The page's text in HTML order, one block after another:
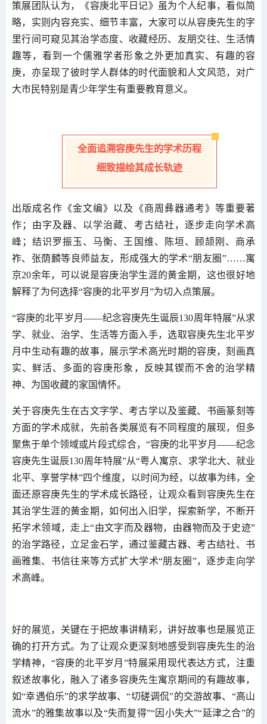
策展团队认为，《容庚北平日记》虽为个人纪事，看似简
略，实则内容充实、细节丰富，大家可以从容庚先生的字
里行间可窥见其治学态度、收藏经历、友朋交往、生活情
趣等，看到一个儒雅学者形象之外更加真实、有趣的容
庚，亦呈现了彼时学人群体的时代面貌和人文风范，对广
大市民特别是青少年学生有重要教育意义。
全面追溯容庚先生的学术历程
细致描绘其成长轨迹
出版成名作《金文编》以及《商周彝器通考》等重要著
作；由字及器、以学治藏、考古结社，逐步走向学术高
峰；结识罗振玉、马衡、王国维、陈垣、顾颉刚、商承
祚、张荫麟等良师益友，形成强大的学术“朋友圈”……寓
京20余年，可以说是容庚治学生涯的黄金期，这也很好地
解释了为何选择“容庚的北平岁月”为切入点策展。
“容庚的北平岁月——纪念容庚先生诞辰130周年特展”从求
学、就业、治学、生活等方面入手，选取容庚先生北平岁
月中生动有趣的故事，展示学术高光时期的容庚，刻画真
实、鲜活、多面的容庚形象，反映其锲而不舍的治学精
神、为国收藏的家国情怀。
关于容庚先生在古文字学、考古学以及鉴藏、书画篆刻等
方面的学术成就，先前各类展览有不同程度的展现，但多
聚焦于单个领域或片段式综合，“容庚的北平岁月——纪念
容庚先生诞辰130周年特展”从“粤人寓京、求学北大、就业
北平、享誉学林”四个维度，以时间为经，以故事为纬，全
面还原容庚先生的学术成长路径，让观众看到容庚先生在
其治学生涯的黄金期，如何出入旧学，探索新学，不断开
拓学术领域，走上“由文字而及器物，由器物而及于史迹”
的治学路径，立足金石学，通过鉴藏古器、考古结社、书
画雅集、书信往来等方式扩大学术“朋友圈”，逐步走向学
术高峰。
好的展览，关键在于把故事讲精彩，讲好故事也是展览正
确的打开方式。为了让观众更深刻地感受到容庚先生的治
学精神，“容庚的北平岁月”特展采用现代表达方式，注重
叙述故事化，融入了诸多容庚先生寓京期间的有趣故事，
如“幸遇伯乐”的求学故事、“切磋调侃”的交游故事、“高山
流水”的雅集故事以及“失而复得”“因小失大”“延津之合”的